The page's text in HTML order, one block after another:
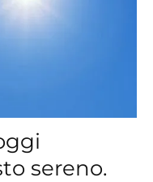
sereno.